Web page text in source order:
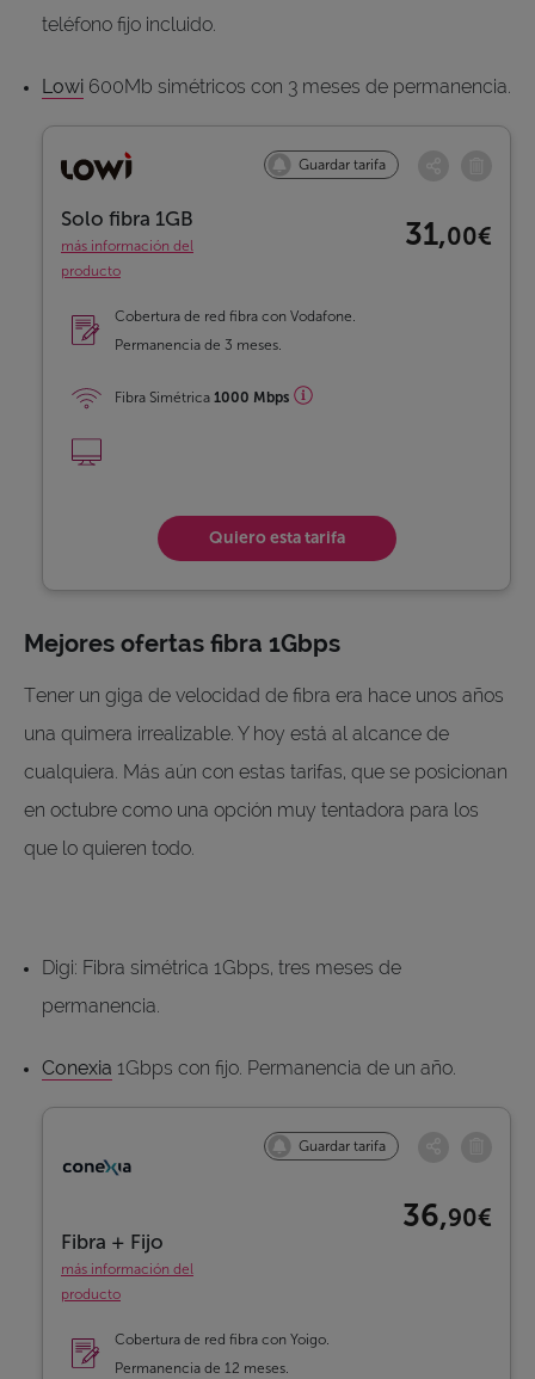
teléfono fijo incluido.
Lowi 600Mb simétricos con 3 meses de permanencia.
Guardar tarifa
Solo fibra 1GB
más información del
producto
31,00€
Quiero esta tarifa
Cobertura de red fibra con Vodafone.
Permanencia de 3 meses.
Fibra Simétrica 1000 Mbps
Mejores ofertas fibra 1Gbps
Tener un giga de velocidad de fibra era hace unos años
una quimera irrealizable. Y hoy está al alcance de
cualquiera. Más aún con estas tarifas, que se posicionan
en octubre como una opción muy tentadora para los
que lo quieren todo.
Digi: Fibra simétrica 1Gbps, tres meses de
permanencia.
Conexia 1Gbps con fijo. Permanencia de un año.
Guardar tarifa
Fibra + Fijo
más información del
producto
36,90€
Cobertura de red fibra con Yoigo.
Permanencia de 12 meses.